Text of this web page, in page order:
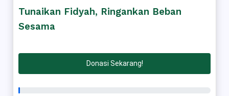
Tunaikan Fidyah, Ringankan Beban
Sesama
Donasi Sekarang!